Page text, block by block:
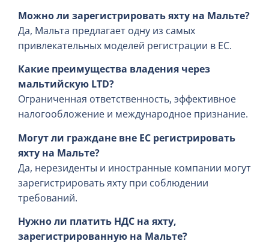
Можно ли зарегистрировать яхту на Мальте?
Да, Мальта предлагает одну из самых
привлекательных моделей регистрации в ЕС.
Какие преимущества владения через
мальтийскую LTD?
Ограниченная ответственность, эффективное
налогообложение и международное признание.
Могут ли граждане вне ЕС регистрировать
яхту на Мальте?
Да, нерезиденты и иностранные компании могут
зарегистрировать яхту при соблюдении
требований.
Нужно ли платить НДС на яхту,
зарегистрированную на Мальте?